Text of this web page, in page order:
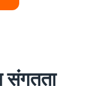
संगतता